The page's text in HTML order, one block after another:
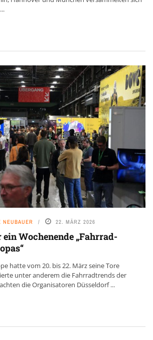
22. MÄRZ 2026
Wochenende „Fahrrad-
hatte vom 20. bis 22. März seine Tore
unter anderem die Fahrradtrends der
die Organisatoren Düsseldorf ...